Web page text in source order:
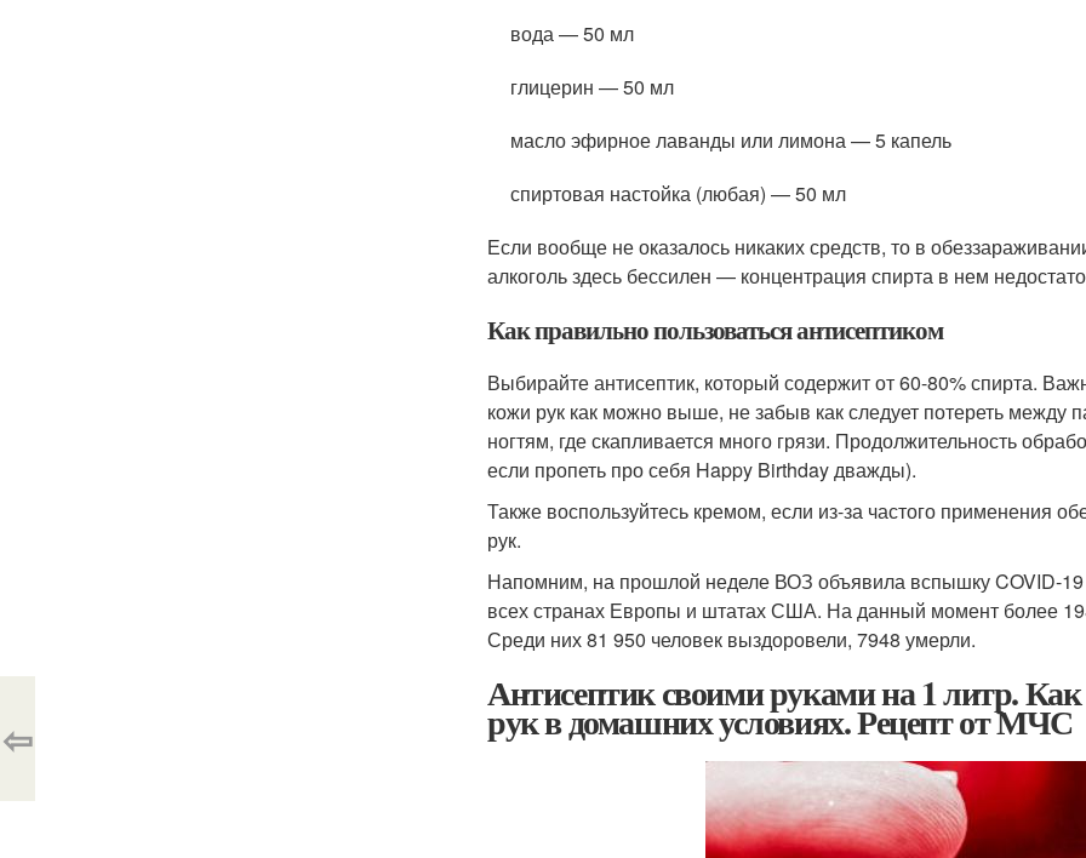
вода — 50 мл
глицерин — 50 мл
масло эфирное лаванды или лимона — 5 капель
спиртовая настойка (любая) — 50 мл
Если вообще не оказалось никаких средств, то в
алкоголь здесь бессилен — концентрация спирта в нем
Как правильно пользоваться антисептиком
Выбирайте антисептик, который содержит от 60-80% спирта.
кожи рук как можно выше, не забыв как следует потереть
ногтям, где скапливается много грязи. Продолжительность
если пропеть про себя Happy Birthday дважды).
Также воспользуйтесь кремом, если из-за частого применения
рук.
Напомним, на прошлой неделе ВОЗ объявила вспышку COVID-
всех странах Европы и штатах США. На данный момент более
Среди них 81 950 человек выздоровели, 7948 умерли.
Антисептик своими руками на 1 литр.
рук в домашних условиях. Рецепт от МЧС
⇦